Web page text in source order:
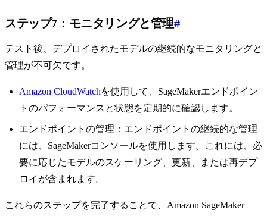
ステップ7：モニタリングと管理#
テスト後、デプロイされたモデルの継続的なモニタリングと
管理が不可欠です。
Amazon CloudWatchを使用して、SageMakerエンドポイン
トのパフォーマンスと状態を定期的に確認します。
エンドポイントの管理：エンドポイントの継続的な管理
には、SageMakerコンソールを使用します。これには、必
要に応じたモデルのスケーリング、更新、または再デプ
ロイが含まれます。
これらのステップを完了することで、Amazon SageMaker